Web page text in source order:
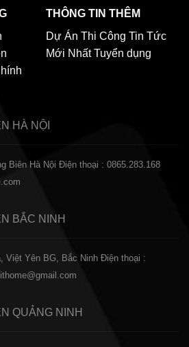
THÔNG TIN THÊM
Dự Án Thi Công Tin Tức
Mới Nhất Tuyển dụng
HÀ NỘI
Biên Hà Nội Điện thoại : 0865.283.168
BẮC NINH
Việt Yên BG, Bắc Ninh Điện thoại :
QUẢNG NINH